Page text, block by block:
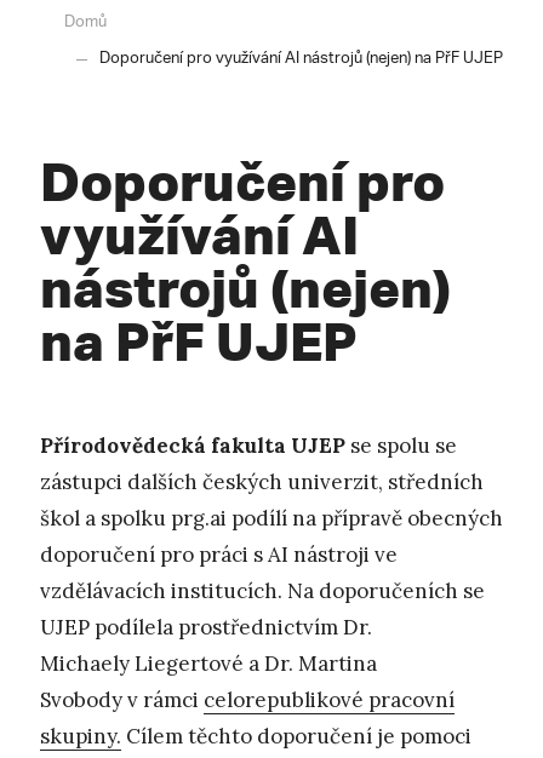
Domů
Doporučení pro využívání AI nástrojů (nejen) na PřF UJEP
Doporučení pro
využívání AI
nástrojů (nejen)
na PřF UJEP
Přírodovědecká fakulta UJEP se spolu se
zástupci dalších českých univerzit, středních
škol a spolku prg.ai podílí na přípravě obecných
doporučení pro práci s AI nástroji ve
vzdělávacích institucích. Na doporučeních se
UJEP podílela prostřednictvím Dr.
Michaely Liegertové a Dr. Martina
Svobody v rámci celorepublikové pracovní
skupiny. Cílem těchto doporučení je pomoci